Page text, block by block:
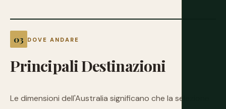
DOVE ANDARE
PrincipaliDestinazioni
Le dimensioni dell'Australia significano che la selezione